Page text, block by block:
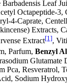
Leaf
Octapeptide-3,
4-Caprate,
Extracts,
Extract[1],
Parfum, Benzyl
Glutamate
Pca, Resveratrol,
Sodium